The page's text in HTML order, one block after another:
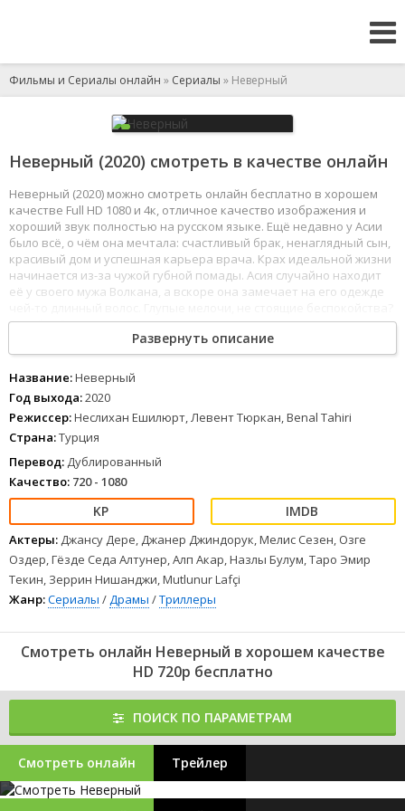
Фильмы и Сериалы онлайн » Сериалы » Неверный
Неверный (2020) смотреть в качестве онлайн
Неверный (2020) можно смотреть онлайн бесплатно в хорошем
качестве Full HD 1080 и 4к, отличное качество изображения и
хороший звук полностью на русском языке. Ещё недавно у Асии
было всё, о чём она мечтала: счастливый брак, ненаглядный сын,
красивый дом и успешная карьера врача. Крах идеальной жизни
начинается из-за чужой губной помады. Асия случайно находит
её у своего мужа Волкана, а вскоре она замечает на его одежде
Если бы. Они оказываются первыми маленькими уликами,
проливающими свет на большое предательство. Шаг за шагом
раскрывая обман своего любимого мужа, Асия убеждается,
что никто не ранит сильнее, чем близкие.
Развернуть описание
Название:Неверный
Год выхода:2020
Режиссер:Неслихан Ешилюрт, Левент Тюркан, Benal Tahiri
Страна:Турция
Перевод: Дублированный
Качество: 720 - 1080
Актеры: Джансу Дере, Джанер Джиндорук, Мелис Сезен, Озге
Оздер, Гёзде Седа Алтунер, Алп Акар, Назлы Булум, Таро Эмир
Текин, Зеррин Нишанджи, Mutlunur Lafçi
Жанр:Сериалы /Драмы /Триллеры
Смотреть онлайн Неверный в хорошем качестве
HD 720p бесплатно
ПОИСК ПО ПАРАМЕТРАМ
Смотреть онлайн Трейлер